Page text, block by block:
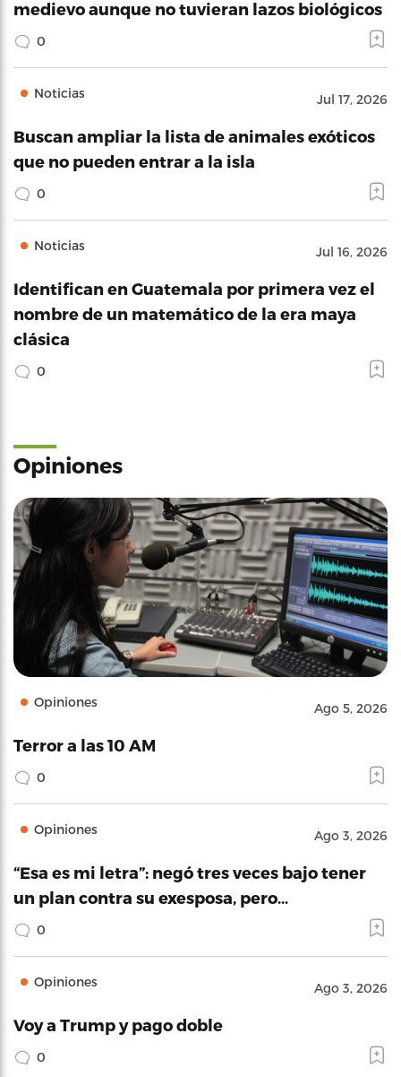
medievo aunque no tuvieran lazos biológicos
0
Noticias Jul 17, 2026
Buscan ampliar la lista de animales exóticos
que no pueden entrar a la isla
0
Noticias Jul 16, 2026
Identifican en Guatemala por primera vez el
nombre de un matemático de la era maya
clásica
0
Opiniones
Opiniones Ago 5, 2026
Terror a las 10 AM
0
Opiniones Ago 3, 2026
“Esa es mi letra”: negó tres veces bajo tener
un plan contra su exesposa, pero…
0
Opiniones Ago 3, 2026
Voy a Trump y pago doble
0